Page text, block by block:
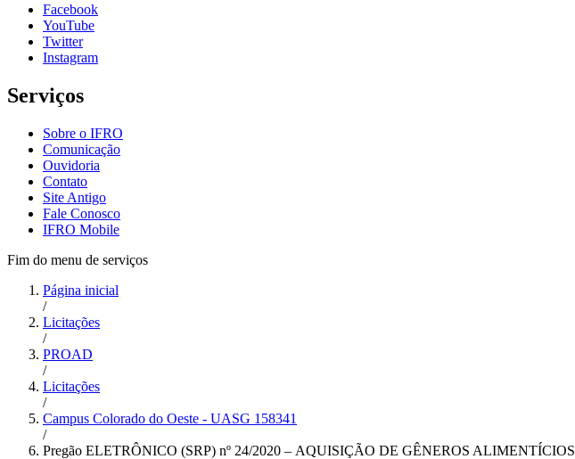
Facebook
YouTube
Twitter
Instagram
Serviços
Sobre o IFRO
Comunicação
Ouvidoria
Contato
Site Antigo
Fale Conosco
IFRO Mobile
Fim do menu de serviços
Página inicial
/
Licitações
/
PROAD
/
Licitações
/
Campus Colorado do Oeste - UASG 158341
/
Pregão ELETRÔNICO (SRP) nº 24/2020 – AQUISIÇÃO DE GÊNEROS ALIMENTÍCIOS